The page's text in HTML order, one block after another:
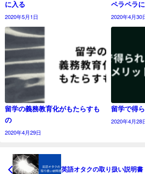
に入る
2020年5月1日
ペラペラ
2020年4月30
留学の義務教育化がもたらすも
の
2020年4月29日
留学で得
2020年4月28
英語オタクの取り扱い説明書